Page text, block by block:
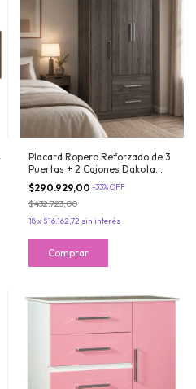
Placard Ropero Reforzado de 3
Puertas + 2 Cajones Dakota
Maximo Fortaleza
$290.929,00 -33%OFF
$432.723,00
18x $16.162,72 sin interés